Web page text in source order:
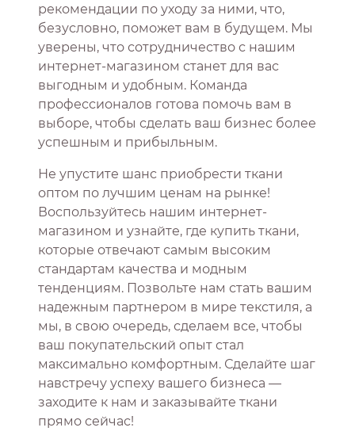
рекомендации по уходу за ними, что,
безусловно, поможет вам в будущем. Мы
уверены, что сотрудничество с нашим
интернет-магазином станет для вас
выгодным и удобным. Команда
профессионалов готова помочь вам в
выборе, чтобы сделать ваш бизнес более
успешным и прибыльным.
Не упустите шанс приобрести ткани
оптом по лучшим ценам на рынке!
Воспользуйтесь нашим интернет-
магазином и узнайте, где купить ткани,
которые отвечают самым высоким
стандартам качества и модным
тенденциям. Позвольте нам стать вашим
надежным партнером в мире текстиля, а
мы, в свою очередь, сделаем все, чтобы
ваш покупательский опыт стал
максимально комфортным. Сделайте шаг
навстречу успеху вашего бизнеса —
заходите к нам и заказывайте ткани
прямо сейчас!